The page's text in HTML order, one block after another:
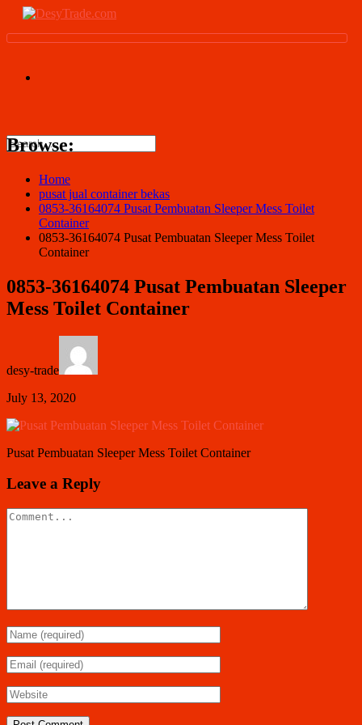
Browse:
Home
pusat jual container bekas
0853-36164074 Pusat Pembuatan Sleeper Mess Toilet
Container
0853-36164074 Pusat Pembuatan Sleeper Mess Toilet
Container
0853-36164074 Pusat Pembuatan Sleeper
Mess Toilet Container
desy-trade
July 13, 2020
Pusat Pembuatan Sleeper Mess Toilet Container
Leave a Reply